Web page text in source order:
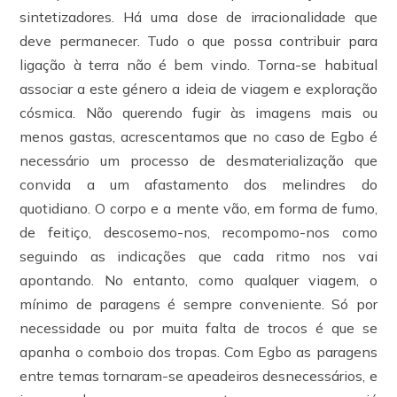
sintetizadores. Há uma dose de irracionalidade que
deve permanecer. Tudo o que possa contribuir para
ligação à terra não é bem vindo. Torna-se habitual
associar a este género a ideia de viagem e exploração
cósmica. Não querendo fugir às imagens mais ou
menos gastas, acrescentamos que no caso de Egbo é
necessário um processo de desmaterialização que
convida a um afastamento dos melindres do
quotidiano. O corpo e a mente vão, em forma de fumo,
de feitiço, descosemo-nos, recompomo-nos como
seguindo as indicações que cada ritmo nos vai
apontando. No entanto, como qualquer viagem, o
mínimo de paragens é sempre conveniente. Só por
necessidade ou por muita falta de trocos é que se
apanha o comboio dos tropas. Com Egbo as paragens
entre temas tornaram-se apeadeiros desnecessários, e